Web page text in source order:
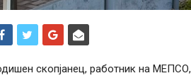
скопјанец, работник на